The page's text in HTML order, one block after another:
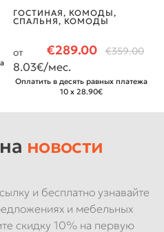
ГОСТИНАЯ, КОМОДЫ,
СПАЛЬНЯ, КОМОДЫ
€289.00 €359.00
от
8.03€/мес.
Оплатить в десять равных платежа
10 x 28.90€
новости
и бесплатно узнавайте
и мебельных
скидку 10% на первую